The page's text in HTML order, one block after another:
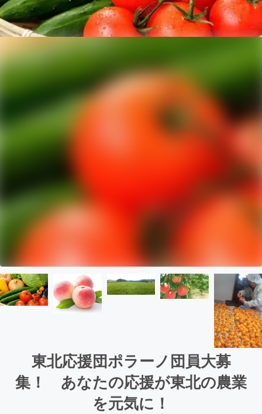
東北応援団ポラーノ団員大募
集！ あなたの応援が東北の農業
を元気に！